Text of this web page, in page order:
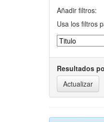
Añadir filtros:
Usa los filtros
Resultados